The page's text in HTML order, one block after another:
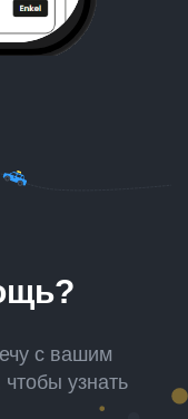
с вашим
узнать